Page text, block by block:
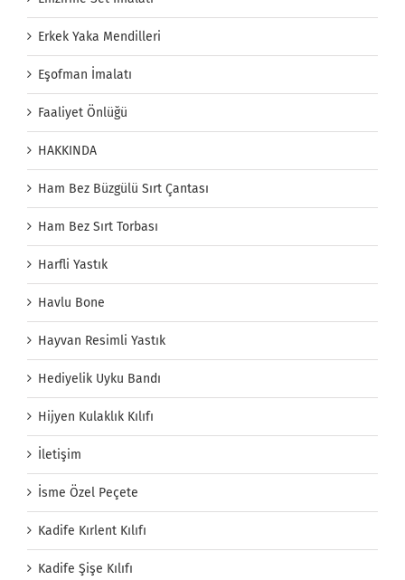
Erkek Yaka Mendilleri
Eşofman İmalatı
Faaliyet Önlüğü
HAKKINDA
Ham Bez Büzgülü Sırt Çantası
Ham Bez Sırt Torbası
Harfli Yastık
Havlu Bone
Hayvan Resimli Yastık
Hediyelik Uyku Bandı
Hijyen Kulaklık Kılıfı
İletişim
İsme Özel Peçete
Kadife Kırlent Kılıfı
Kadife Şişe Kılıfı